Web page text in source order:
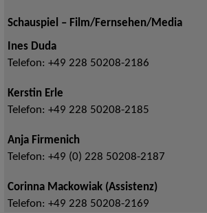
Schauspiel – Film/Fernsehen/Media
Ines Duda
Telefon: +49 228 50208-2186
Kerstin Erle
Telefon: +49 228 50208-2185
Anja Firmenich
Telefon: +49 (0) 228 50208-2187
Corinna Mackowiak (Assistenz)
Telefon: +49 228 50208-2169